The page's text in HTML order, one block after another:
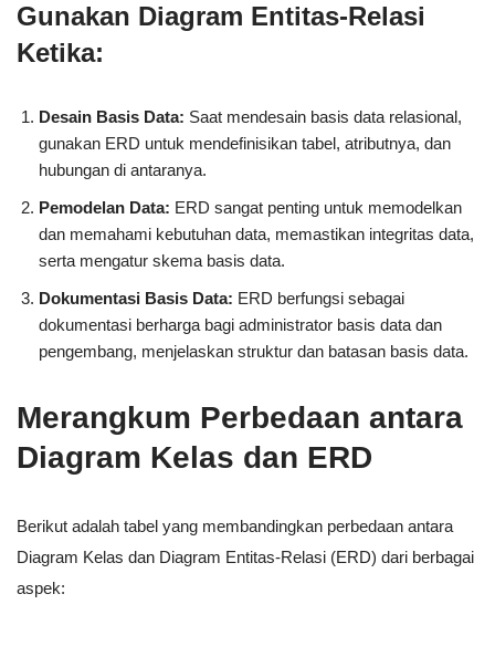
Gunakan Diagram Entitas-Relasi
Ketika:
Desain Basis Data: Saat mendesain basis data relasional,
gunakan ERD untuk mendefinisikan tabel, atributnya, dan
hubungan di antaranya.
Pemodelan Data: ERD sangat penting untuk memodelkan
dan memahami kebutuhan data, memastikan integritas data,
serta mengatur skema basis data.
Dokumentasi Basis Data: ERD berfungsi sebagai
dokumentasi berharga bagi administrator basis data dan
pengembang, menjelaskan struktur dan batasan basis data.
Merangkum Perbedaan antara
Diagram Kelas dan ERD
Berikut adalah tabel yang membandingkan perbedaan antara
Diagram Kelas dan Diagram Entitas-Relasi (ERD) dari berbagai
aspek: